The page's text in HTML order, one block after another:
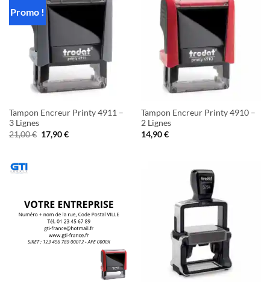
Promo !
Tampon Encreur Printy 4911 –
3 Lignes
21,00€ Le
prix
17,90€Le
Tampon Encreur Printy 4910 –
2 Lignes
14,90€